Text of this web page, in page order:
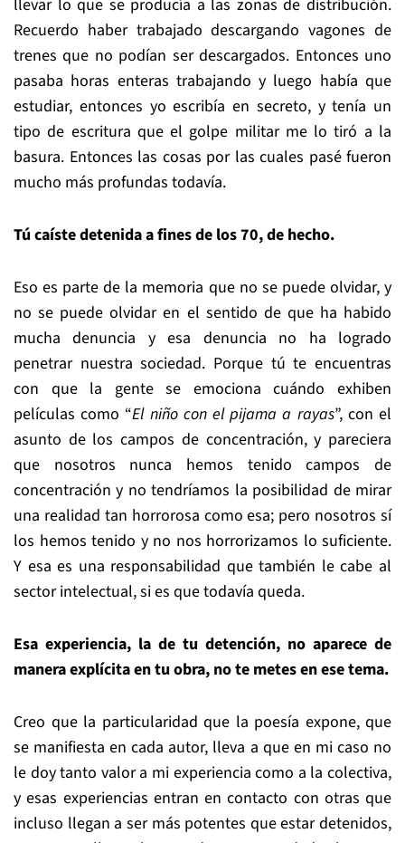
llevar lo que se producía a las zonas de distribución.
Recuerdo haber trabajado descargando vagones de
trenes que no podían ser descargados. Entonces uno
pasaba horas enteras trabajando y luego había que
estudiar, entonces yo escribía en secreto, y tenía un
tipo de escritura que el golpe militar me lo tiró a la
basura. Entonces las cosas por las cuales pasé fueron
mucho más profundas todavía.
Tú caíste detenida a fines de los 70, de hecho.
Eso es parte de la memoria que no se puede olvidar, y
no se puede olvidar en el sentido de que ha habido
mucha denuncia y esa denuncia no ha logrado
penetrar nuestra sociedad. Porque tú te encuentras
con que la gente se emociona cuándo exhiben
películas como “El niño con el pijama a rayas”, con el
asunto de los campos de concentración, y pareciera
que nosotros nunca hemos tenido campos de
concentración y no tendríamos la posibilidad de mirar
una realidad tan horrorosa como esa; pero nosotros sí
los hemos tenido y no nos horrorizamos lo suficiente.
Y esa es una responsabilidad que también le cabe al
sector intelectual, si es que todavía queda.
Esa experiencia, la de tu detención, no aparece de
manera explícita en tu obra, no te metes en ese tema.
Creo que la particularidad que la poesía expone, que
se manifiesta en cada autor, lleva a que en mi caso no
le doy tanto valor a mi experiencia como a la colectiva,
y esas experiencias entran en contacto con otras que
incluso llegan a ser más potentes que estar detenidos,